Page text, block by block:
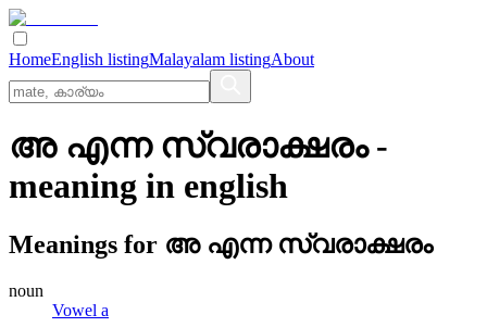
HomeEnglish listingMalayalam listingAbout
അ എന്ന സ്വരാക്ഷരം-
meaning in english
Meanings for അ എന്ന സ്വരാക്ഷരം
noun
Vowel a